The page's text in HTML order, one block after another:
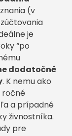
(v
je
“po
dodatočné
. K nemu ako
ročné
a prípadné
živnostníka.
pre